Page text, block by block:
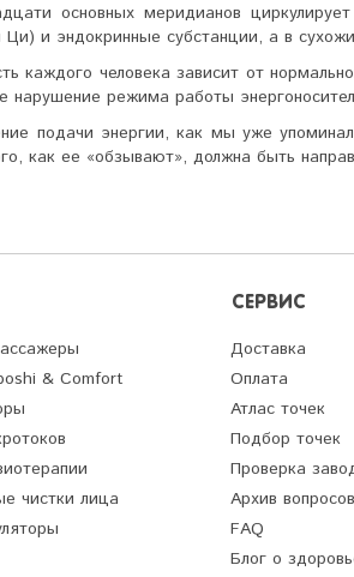
основных меридианов
Ци) и эндокринные субстанции, а в
каждого человека зависит от
нарушение режима работы
подачи энергии, как мы уже
как ее «обзывают», должна быть
& Comfort
чистки лица
СЕРВИС
Доставка
Оплата
Атлас точек
Подбор точек
Проверка
Архив
FAQ
Блог о